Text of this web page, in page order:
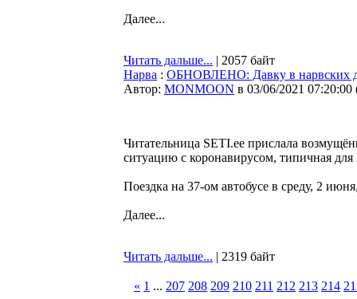
Далее...
Читать дальше... | 2057 байт
Нарва : ОБНОВЛЕНО: Давку в нарвских
Автор: MONMOON в 03/06/2021 07:20:00
Читательница SETI.ee прислала
ситуацию с коронавирусом, типичная для
Поездка на 37-ом автобусе в среду, 2
Далее...
Читать дальше... | 2319 байт
« 1 ... 207 208 209 210 211 212 213 214